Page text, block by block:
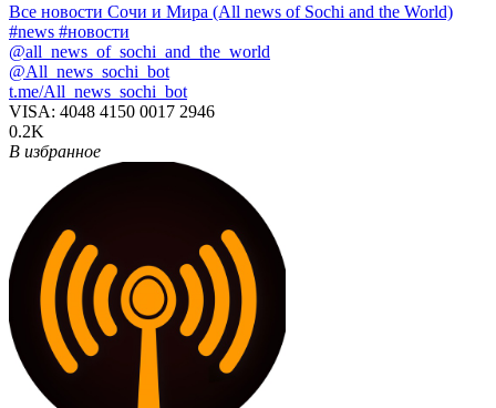
Все новости Сочи и Мира (All news of Sochi and the World)
#news #новости
@all_news_of_sochi_and_the_world
@All_news_sochi_bot
t.me/All_news_sochi_bot
VISA: 4048 4150 0017 2946
0.2K
В избранное